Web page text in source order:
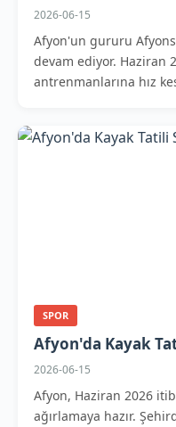
2026-06-15
Afyon'un gururu
devam ediyor. Haziran
antrenmanlarına hız
SPOR
Afyon'da Kayak
2026-06-15
Afyon, Haziran 2026
ağırlamaya hazır.